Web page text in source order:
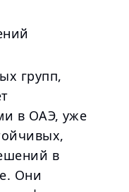
групп,
в ОАЭ, уже
в
Они